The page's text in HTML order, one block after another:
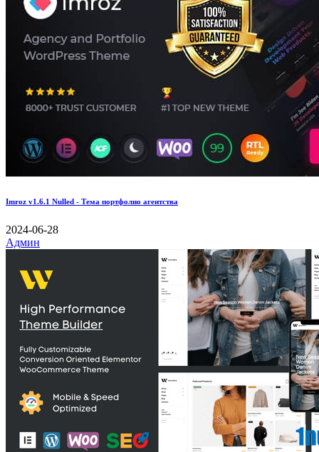
Imroz v1.6.1 Nulled - Тема портфолио агентства
2024-06-28
Админ